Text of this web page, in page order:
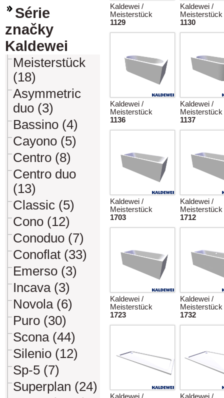
Série
značky
Kaldewei
Meisterstück
(18)
Asymmetric
duo (3)
Bassino (4)
Cayono (5)
Centro (8)
Centro duo
(13)
Classic (5)
Cono (12)
Conoduo (7)
Conoflat (33)
Emerso (3)
Incava (3)
Novola (6)
Puro (30)
Scona (44)
Silenio (12)
Sp-5 (7)
Superplan (24)
Kaldewei /
Meisterstück
1129
Kaldewei /
Meisterstück
1130
Kaldewei /
Meisterstück
1136
Kaldewei /
Meisterstück
1137
Kaldewei /
Meisterstück
1703
Kaldewei /
Meisterstück
1712
Kaldewei /
Meisterstück
1723
Kaldewei /
Meisterstück
1732